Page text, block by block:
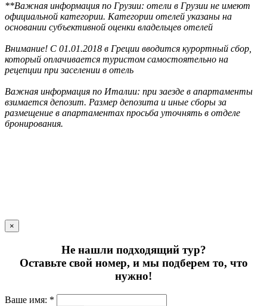
**Важная информация по Грузии: отели в Грузии не имеют
официальной категории. Категории отелей указаны на
основании субъективной оценки владельцев отелей
Внимание! С 01.01.2018 в Греции вводится курортный сбор,
который оплачивается туристом самостоятельно на
рецепции при заселении в отель
Важная информация по Италии: при заезде в апартаменты
взимается депозит. Размер депозита и иные сборы за
размещение в апартаментах просьба уточнять в отделе
бронирования.
×
Не нашли подходящий тур?
Оставьте свой номер, и мы подберем то, что
нужно!
Ваше имя: *